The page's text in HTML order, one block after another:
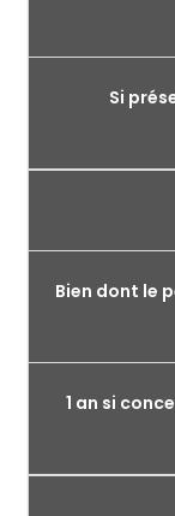
Si
Bien dont le
1 an si